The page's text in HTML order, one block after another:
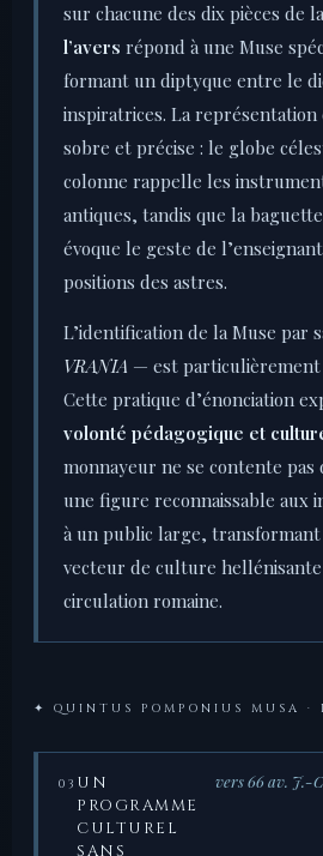
sur chacune des dix pièces de
l’avers répond à une Muse
formant un diptyque entre le
inspiratrices. La représentation
sobre et précise : le globe
colonne rappelle les
antiques, tandis que la
évoque le geste de
positions des astres.
L’identification de la Muse par
VRANIA — est particulièrement
Cette pratique d’énonciation
volonté pédagogique et
monnayeur ne se contente
une figure reconnaissable aux
à un public large, transformant
vecteur de culture
circulation romaine.
✦ QUINTUS POMPONIUS MUSA ·
03 UN
PROGRAMME
CULTUREL
SANS
vers 66 av. J.-